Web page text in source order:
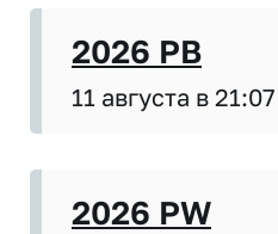
2026 PB
11 августа в 21:07
2026 PW